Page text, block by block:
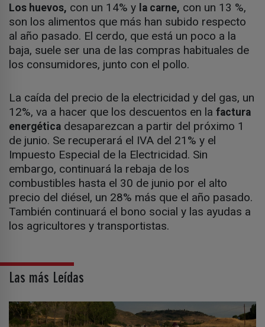
Los huevos, con un 14% y la carne, con un 13 %,
son los alimentos que más han subido respecto
al año pasado. El cerdo, que está un poco a la
baja, suele ser una de las compras habituales de
los consumidores, junto con el pollo.
La caída del precio de la electricidad y del gas, un
12%, va a hacer que los descuentos en la factura
energética desaparezcan a partir del próximo 1
de junio. Se recuperará el IVA del 21% y el
Impuesto Especial de la Electricidad. Sin
embargo, continuará la rebaja de los
combustibles hasta el 30 de junio por el alto
precio del diésel, un 28% más que el año pasado.
También continuará el bono social y las ayudas a
los agricultores y transportistas.
Las más Leídas